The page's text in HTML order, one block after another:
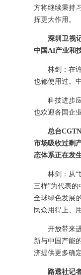
方将继续秉持
挥更大作用。
深圳卫视
中国AI产业和
林剑：在
也都使用过。
科技进步
也欢迎各国企
总台
市场吸收过剩
态体系正在发
林剑：从“
三样”为代表
全球绿色发展
民众用得上、
开放带来
新与中国产能
济提供更多确
路透社记